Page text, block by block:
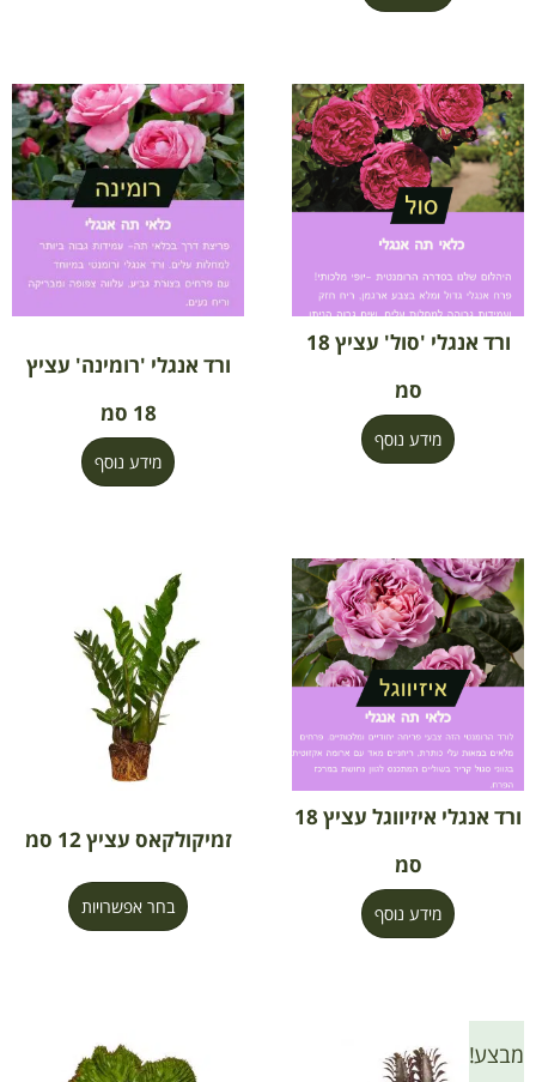
ורד אנגלי 'סול' עציץ 18
סמ
מידע נוסף
ורד אנגלי 'רומינה' עציץ
18 סמ
מידע נוסף
ורד אנגלי איזיווגל עציץ 18
סמ
מידע נוסף
זמיקולקאס עציץ 12 סמ
בחר אפשרויות
מבצע!